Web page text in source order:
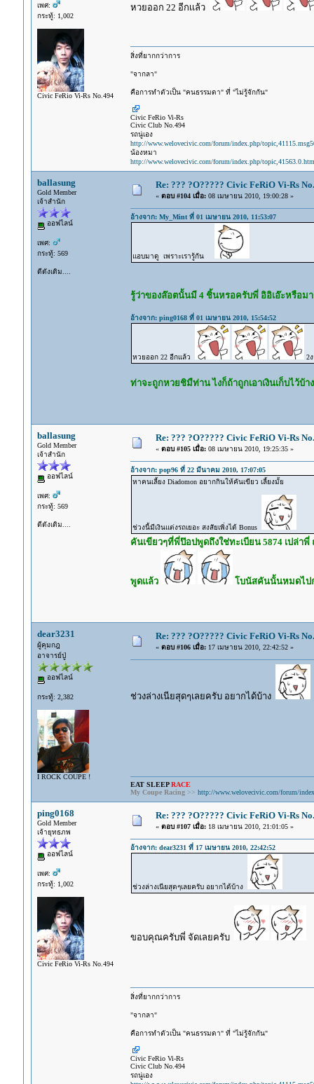
เพศ:
กระทู้: 1,002
Civic FeRio Vi-Rs No.494
หวยออก 22 อีกเเล้ว
สิ่งที่ยากกว่าการ
"จากลา"
คือการทำตัวเป็น "คนธรรมดา" ที่ "ไม่รู้จักกัน"
Civic FeRio Vi-Rs
Civic Club No.494
รถนู่เอง
http://www.welovecivic.com/forum/index.php/
น้องหมา
http://www.welovecivic.com/forum/index.php/
ballasung
Gold Member
เจ้าสำนัก
ออฟไลน์
เพศ:
กระทู้: 569
ดีดังเดิม....
Re: ??? ?O????? Civic FeRiO Vi-Rs
« ตอบ #104 เมื่อ:08 เมษายน 2010, 19:00:28 »
อ้างจาก: My_Mint ที่ 01 เมษายน 2010, 11:53:07
แอบมาดู เพราะเรารู้กัน
รู้ว่าของล๊อตนั้นมี 4 ชิ้นหรอครับพี่ อิอิเอ๊ะหรือม
อ้างจาก: ping0168 ที่ 01 เมษายน 2010, 15:54:52
หวยออก 22 อีกเเล้ว 2
ท่าจะถูกหวยชิมืท่าน ไงก็ถ้าถูกเอาเงินเก็บไว้บ้
ballasung
Gold Member
เจ้าสำนัก
ออฟไลน์
เพศ:
กระทู้: 569
ดีดังเดิม....
Re: ??? ?O????? Civic FeRiO Vi-Rs
« ตอบ #105 เมื่อ:08 เมษายน 2010, 19:25:35 »
อ้างจาก: pop96 ที่ 22 มีนาคม 2010, 17:07:05
หาคนเลี้ยง Diadomon อยากกินให้คันเขียว เลี้ยงมั้ย
ช่วงนี้มีเงินแต่งรถเยอะ สงสัยเพิ่งได้ Bonus
คันเขียวๆที่พี่ป๊อปพูดถึงใช่ทะเบียน 5874 เปล่า
พูดแล้ว โบนัสคันนั้นหมดไปก
dear3231
ผู้คุมกฎ
อาจารย์ปู่
ออฟไลน์
กระทู้: 2,382
I ROCK COUPE !
Re: ??? ?O????? Civic FeRiO Vi-Rs
« ตอบ #106 เมื่อ:17 เมษายน 2010, 22:42:52 »
ช่วงล่างเนียสุดๆเลยครับ อยากได้บ้าง
EAT SLEEPRACE
My Coupe Racing>> http://www.welovecivic.com/forum/
ping0168
Gold Member
เจ้ายุทธภพ
ออฟไลน์
เพศ:
กระทู้: 1,002
Civic FeRio Vi-Rs No.494
Re: ??? ?O????? Civic FeRiO Vi-Rs
« ตอบ #107 เมื่อ:18 เมษายน 2010, 21:01:05 »
อ้างจาก: dear3231 ที่ 17 เมษายน 2010, 22:42:52
ช่วงล่างเนียสุดๆเลยครับ อยากได้บ้าง
ขอบคุณครับพี่ จัดเลยครับ
สิ่งที่ยากกว่าการ
"จากลา"
คือการทำตัวเป็น "คนธรรมดา" ที่ "ไม่รู้จักกัน"
Civic FeRio Vi-Rs
Civic Club No.494
รถนู่เอง